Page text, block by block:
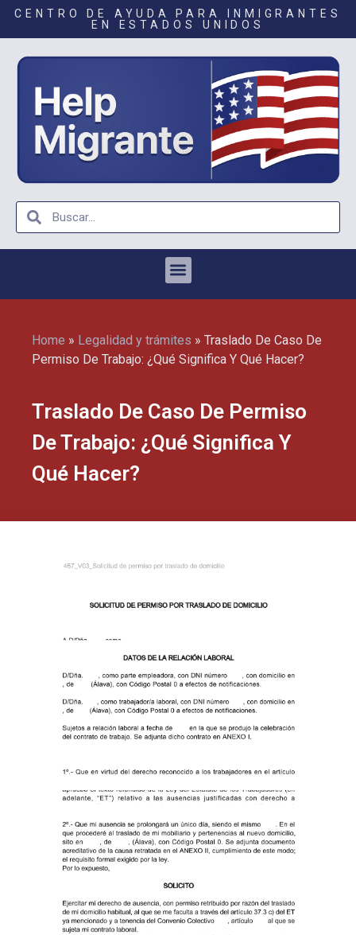
CENTRO DE AYUDA PARA INMIGRANTES
EN ESTADOS UNIDOS
Home » Legalidad y trámites » Traslado De Caso De
Permiso De Trabajo: ¿Qué Significa Y Qué Hacer?
Traslado De Caso De Permiso
De Trabajo: ¿Qué Significa Y
Qué Hacer?